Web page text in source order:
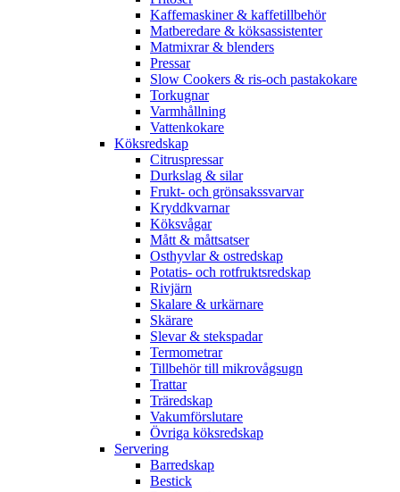
Kaffemaskiner & kaffetillbehör
Matberedare & köksassistenter
Matmixrar & blenders
Pressar
Slow Cookers & ris-och pastakokare
Torkugnar
Varmhållning
Vattenkokare
Köksredskap
Citruspressar
Durkslag & silar
Frukt- och grönsakssvarvar
Kryddkvarnar
Köksvågar
Mått & måttsatser
Osthyvlar & ostredskap
Potatis- och rotfruktsredskap
Rivjärn
Skalare & urkärnare
Skärare
Slevar & stekspadar
Termometrar
Tillbehör till mikrovågsugn
Trattar
Träredskap
Vakumförslutare
Övriga köksredskap
Servering
Barredskap
Bestick